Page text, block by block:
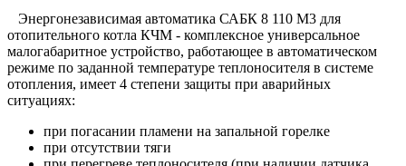
Энергонезависимая автоматика САБК 8 110 М3 для
отопительного котла КЧМ - комплексное универсальное
малогабаритное устройство, работающее в автоматическом
режиме по заданной температуре теплоносителя в системе
отопления, имеет 4 степени защиты при аварийных
ситуациях:
при погасании пламени на запальной горелке
при отсутствии тяги